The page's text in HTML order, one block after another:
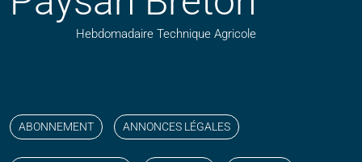
Hebdomadaire Technique Agricole
ABONNEMENT ANNONCES LÉGALES